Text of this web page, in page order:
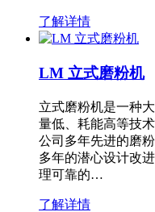
了解详情
LM 立式磨粉机
立式磨粉机是一种
量低、耗能高等技
公司多年先进的磨
多年的潜心设计改
理可靠的…
了解详情